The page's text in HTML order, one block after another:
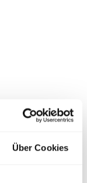
Über Cookies